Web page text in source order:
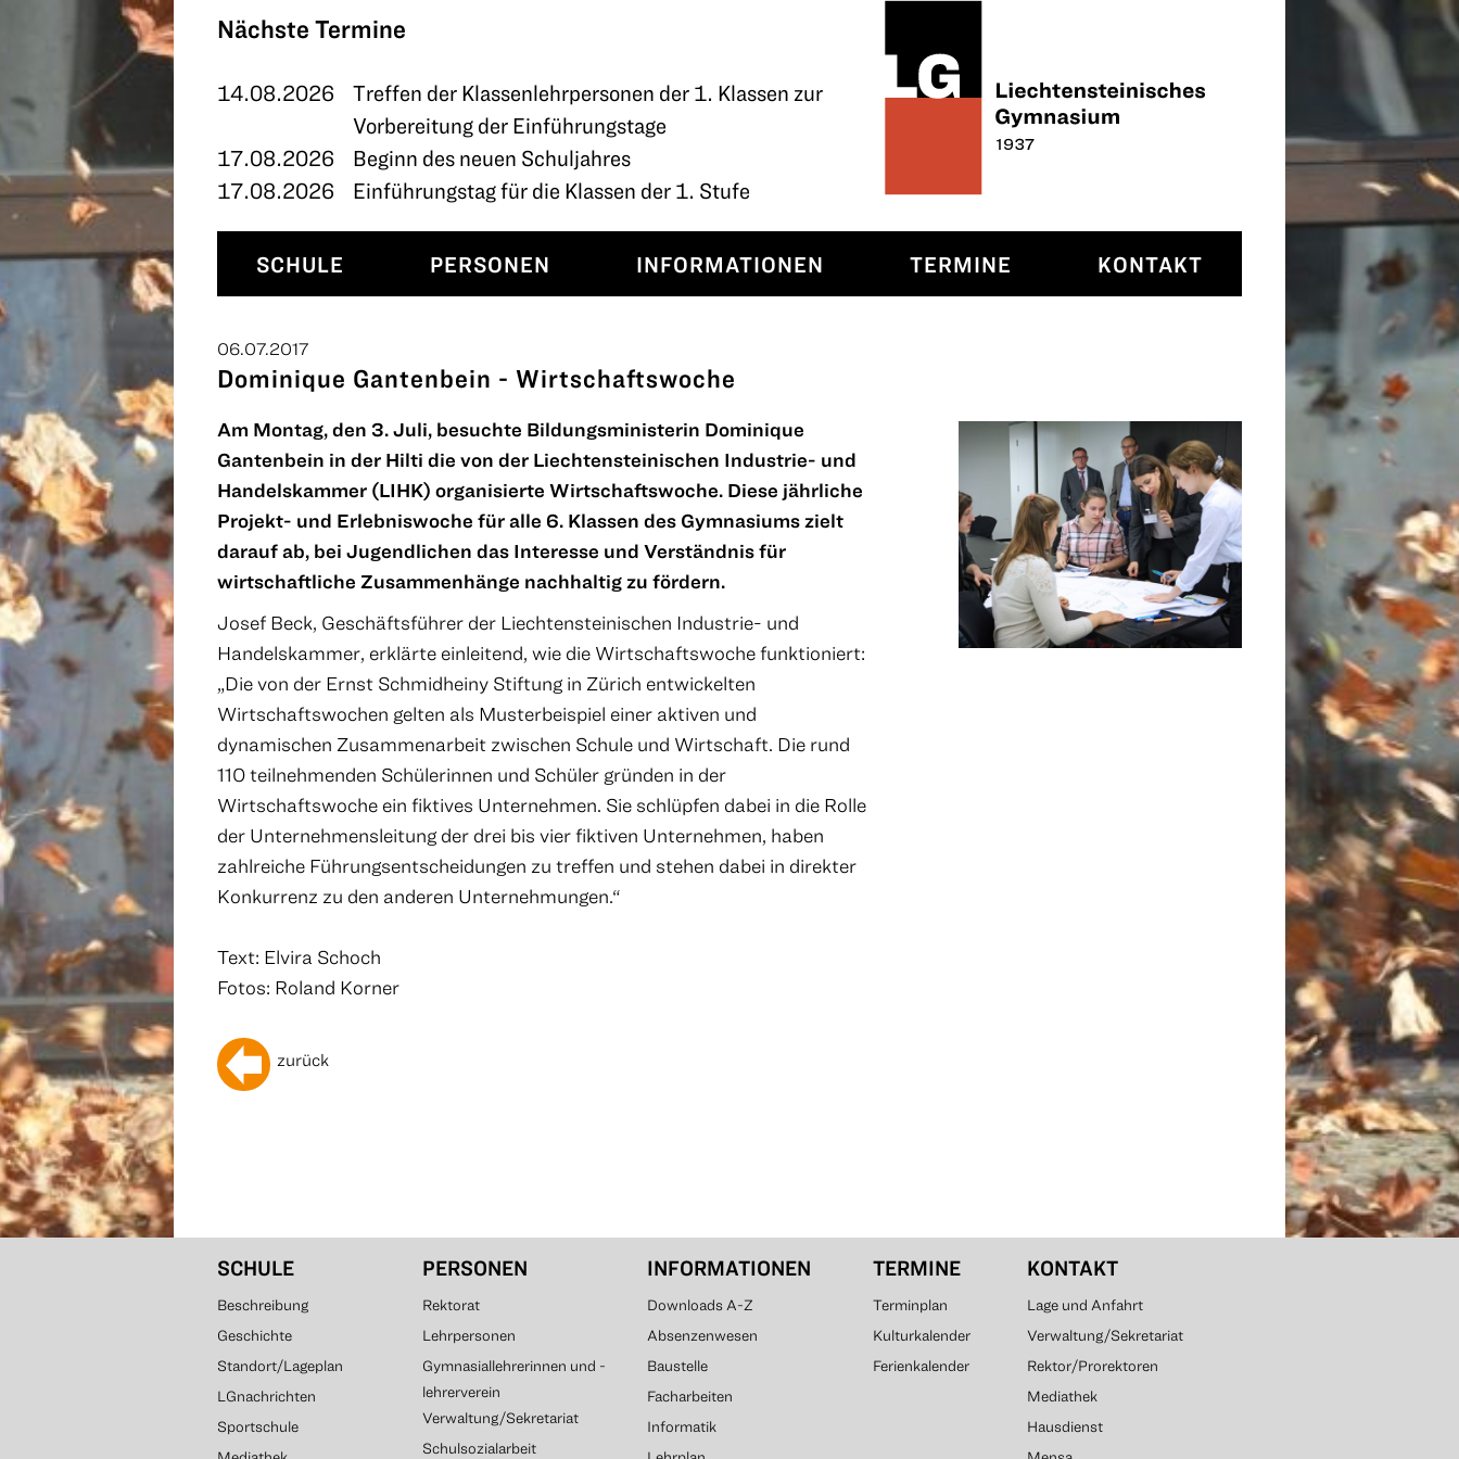
Nächste Termine
14.08.2026
Treffen der Klassenlehrpersonen der 1. Klassen zur
Vorbereitung der Einführungstage
17.08.2026
Beginn des neuen Schuljahres
17.08.2026
Einführungstag für die Klassen der 1. Stufe
SCHULE PERSONEN INFORMATIONEN TERMINE KONTAKT
KONTAKT
06.07.2017
Dominique Gantenbein - Wirtschaftswoche
Am Montag, den 3. Juli, besuchte Bildungsministerin Dominique
Gantenbein in der Hilti die von der Liechtensteinischen Industrie- und
Handelskammer (LIHK) organisierte Wirtschaftswoche. Diese jährliche
Projekt- und Erlebniswoche für alle 6. Klassen des Gymnasiums zielt
darauf ab, bei Jugendlichen das Interesse und Verständnis für
wirtschaftliche Zusammenhänge nachhaltig zu fördern.
Josef Beck, Geschäftsführer der Liechtensteinischen Industrie- und
Handelskammer, erklärte einleitend, wie die Wirtschaftswoche funktioniert:
„Die von der Ernst Schmidheiny Stiftung in Zürich entwickelten
Wirtschaftswochen gelten als Musterbeispiel einer aktiven und
dynamischen Zusammenarbeit zwischen Schule und Wirtschaft. Die rund
110 teilnehmenden Schülerinnen und Schüler gründen in der
Wirtschaftswoche ein fiktives Unternehmen. Sie schlüpfen dabei in die Rolle
der Unternehmensleitung der drei bis vier fiktiven Unternehmen, haben
zahlreiche Führungsentscheidungen zu treffen und stehen dabei in direkter
Konkurrenz zu den anderen Unternehmungen.“
Text: Elvira Schoch
Fotos: Roland Korner
zurück
SCHULE
Beschreibung
Geschichte
Standort/Lageplan
LGnachrichten
Sportschule
PERSONEN
Rektorat
Lehrpersonen
Gymnasiallehrerinnen und -
lehrerverein
Verwaltung/Sekretariat
Schulsozialarbeit
INFORMATIONEN
Downloads A-Z
Absenzenwesen
Baustelle
Facharbeiten
Informatik
TERMINE
Terminplan
Kulturkalender
Ferienkalender
KONTAKT
Lage und Anfahrt
Verwaltung/Sekretariat
Rektor/Prorektoren
Mediathek
Hausdienst